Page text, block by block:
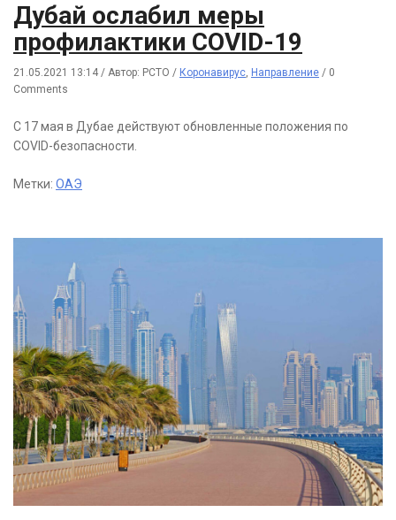
Дубай ослабил меры
профилактики COVID-19
21.05.2021 13:14 / Автор: РСТО / Коронавирус, Направление / 0
Comments
С 17 мая в Дубае действуют обновленные положения по
COVID-безопасности.
Метки: ОАЭ